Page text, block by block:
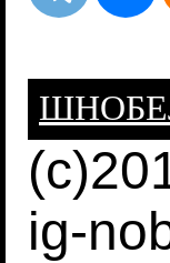
ig-